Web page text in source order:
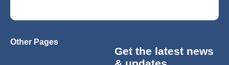
Other Pages
Get the latest news